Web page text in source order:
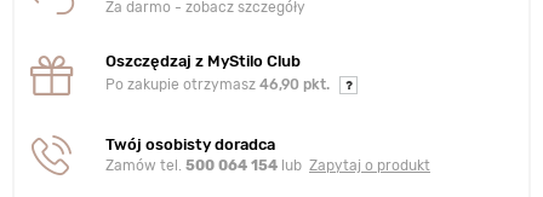
Za darmo - zobacz szczegóły
Oszczędzaj z MyStilo Club
Po zakupie otrzymasz 46,90 pkt.
Twój osobisty doradca
Zamów tel. 500 064 154 lub Zapytaj o produkt